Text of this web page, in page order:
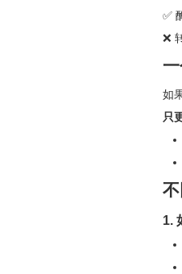
✅
❌
如
只
1.